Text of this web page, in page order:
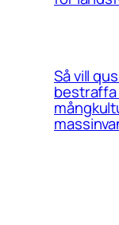
Så vill
bestraffa